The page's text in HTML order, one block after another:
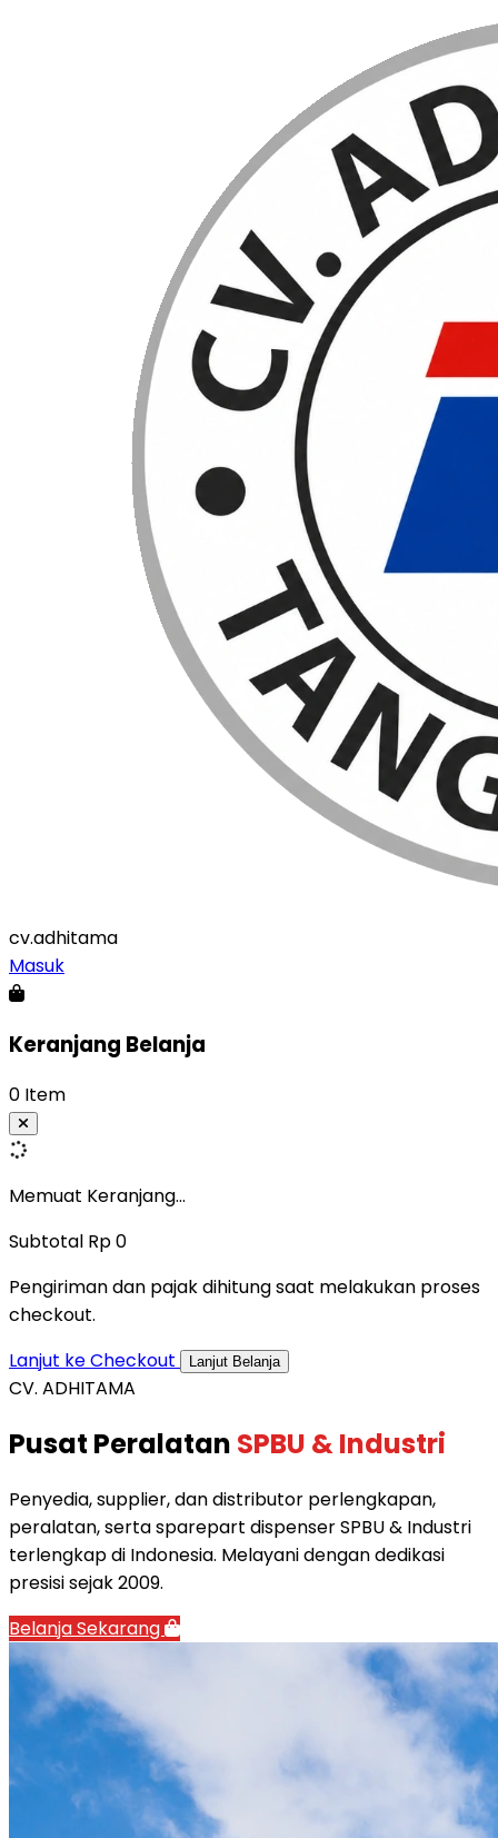
cv.adhitama
Masuk
Keranjang Belanja
0 Item
Memuat Keranjang...
Subtotal Rp 0
Pengiriman dan pajak dihitung saat melakukan proses
checkout.
Lanjut ke Checkout
Lanjut Belanja
CV. ADHITAMA
Pusat Peralatan SPBU & Industri
Penyedia, supplier, dan distributor perlengkapan,
peralatan, serta sparepart dispenser SPBU & Industri
terlengkap di Indonesia. Melayani dengan dedikasi
presisi sejak 2009.
Belanja Sekarang